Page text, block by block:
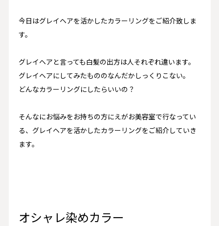
今日はグレイヘアを活かしたカラーリングをご紹介致しま
す。
グレイヘアと言っても白髪の出方は人それぞれ違います。
グレイヘアにしてみたもののなんだかしっくりこない。
どんなカラーリングにしたらいいの？
そんなにお悩みをお持ちの方にえがお美容室で行なってい
る、グレイヘアを活かしたカラーリングをご紹介していき
ます。
オシャレ染めカラー